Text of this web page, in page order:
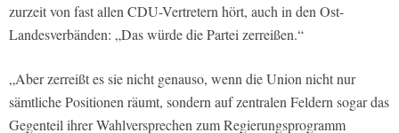
zurzeit von fast allen CDU-Vertretern hört, auch in den Ost-
Landesverbänden: „Das würde die Partei zerreißen.“
„Aber zerreißt es sie nicht genauso, wenn die Union nicht nur
sämtliche Positionen räumt, sondern auf zentralen Feldern sogar das
Gegenteil ihrer Wahlversprechen zum Regierungsprogramm